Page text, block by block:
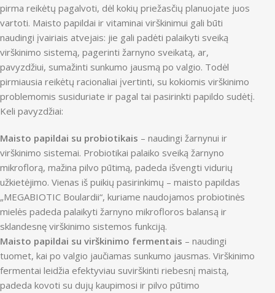
pirma reikėtų pagalvoti, dėl kokių priežasčių planuojate juos
vartoti. Maisto papildai ir vitaminai virškinimui gali būti
naudingi įvairiais atvejais: jie gali padėti palaikyti sveiką
virškinimo sistemą, pagerinti žarnyno sveikatą, ar,
pavyzdžiui, sumažinti sunkumo jausmą po valgio. Todėl
pirmiausia reikėtų racionaliai įvertinti, su kokiomis virškinimo
problemomis susiduriate ir pagal tai pasirinkti papildo sudėtį.
Keli pavyzdžiai:
Maisto papildai su probiotikais – naudingi žarnynui ir
virškinimo sistemai. Probiotikai palaiko sveiką žarnyno
mikroflorą, mažina pilvo pūtimą, padeda išvengti vidurių
užkietėjimo. Vienas iš puikių pasirinkimų – maisto papildas
„MEGABIOTIC Boulardii“, kuriame naudojamos probiotinės
mielės padeda palaikyti žarnyno mikrofloros balansą ir
sklandesnę virškinimo sistemos funkciją.
Maisto papildai su virškinimo fermentais – naudingi
tuomet, kai po valgio jaučiamas sunkumo jausmas. Virškinimo
fermentai leidžia efektyviau suvirškinti riebesnį maistą,
padeda kovoti su dujų kaupimosi ir pilvo pūtimo